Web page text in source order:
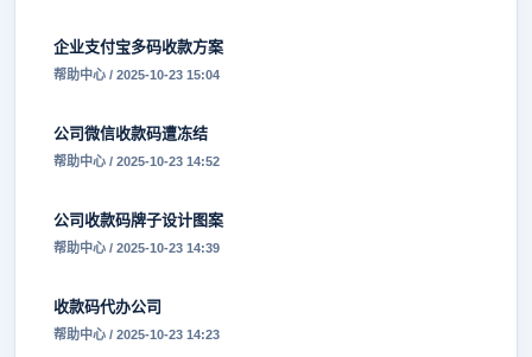
企业支付宝多码收款方案
帮助中心 / 2025-10-23 15:04
公司微信收款码遭冻结
帮助中心 / 2025-10-23 14:52
公司收款码牌子设计图案
帮助中心 / 2025-10-23 14:39
收款码代办公司
帮助中心 / 2025-10-23 14:23